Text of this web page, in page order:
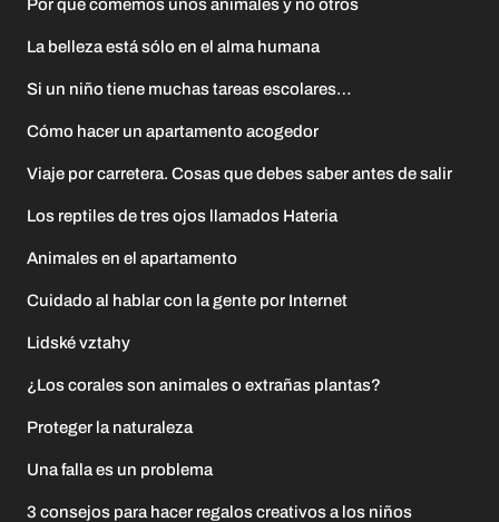
Por qué comemos unos animales y no otros
La belleza está sólo en el alma humana
Si un niño tiene muchas tareas escolares…
Cómo hacer un apartamento acogedor
Viaje por carretera. Cosas que debes saber antes de salir
Los reptiles de tres ojos llamados Hateria
Animales en el apartamento
Cuidado al hablar con la gente por Internet
Lidské vztahy
¿Los corales son animales o extrañas plantas?
Proteger la naturaleza
Una falla es un problema
3 consejos para hacer regalos creativos a los niños